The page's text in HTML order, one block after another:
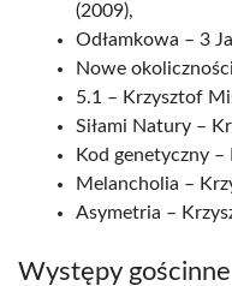
(2009),
Odłamkowa – 3
Nowe
5.1 – Krzysztof
Siłami Natury –
Kod genetyczny
Melancholia –
Asymetria –
Występy gościnne